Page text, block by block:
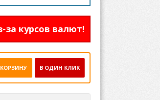
за курсов валют!
В ОДИН КЛИК